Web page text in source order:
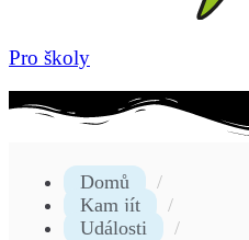
Pro školy
Domů
Kam jít
Události